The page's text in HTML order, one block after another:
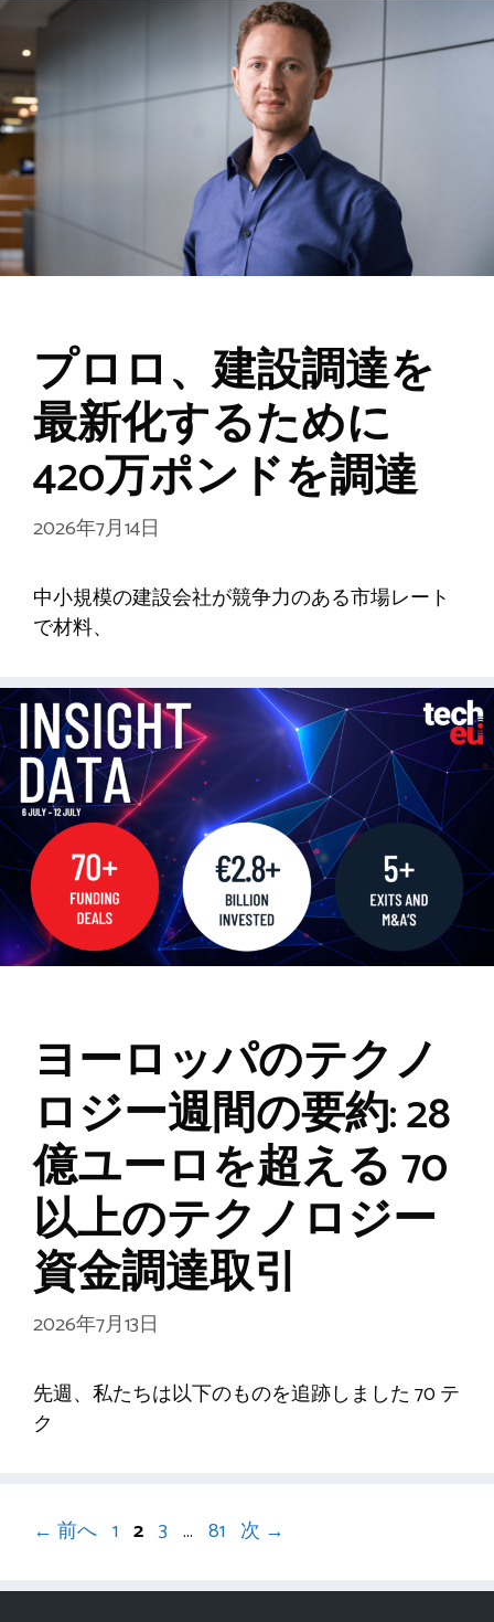
プロロ、建設調達を
最新化するために
420万ポンドを調達
2026年7月14日
中小規模の建設会社が競争力のある市場レート
で材料、
ヨーロッパのテクノ
ロジー週間の要約: 28
億ユーロを超える 70
以上のテクノロジー
資金調達取引
2026年7月13日
先週、私たちは以下のものを追跡しました 70 テ
ク
← 前へ ペ
ジ
1 ペ
ジ
2 ペ
ジ
3 … ペ
ジ
81 次 →